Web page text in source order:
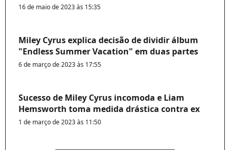
16 de maio de 2023 às 15:35
Miley Cyrus explica decisão de dividir álbum
"Endless Summer Vacation" em duas partes
6 de março de 2023 às 17:55
Sucesso de Miley Cyrus incomoda e Liam
Hemsworth toma medida drástica contra ex
1 de março de 2023 às 11:50